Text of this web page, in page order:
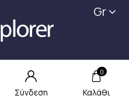
Gr
Σύνδεση
0
Καλάθι